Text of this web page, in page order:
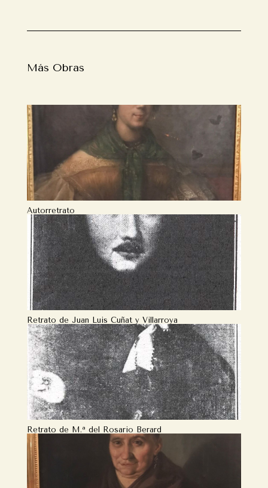
Más Obras
Autorretrato
Retrato de Juan Luis Cuñat y Villarroya
Retrato de M.ª del Rosario Berard